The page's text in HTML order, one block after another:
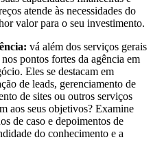
atende às necessidades do
valor para o seu investimento.
vá além dos serviços gerais
pontos fortes da agência em
Eles se destacam em
de leads, gerenciamento de
de sites ou outros serviços
aos seus objetivos? Examine
de caso e depoimentos de
do conhecimento e a